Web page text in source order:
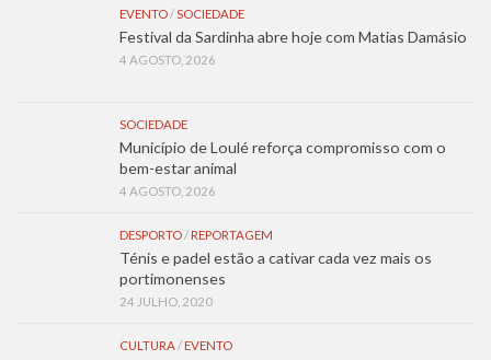
EVENTO/SOCIEDADE
Festival da Sardinha abre hoje com Matias Damásio
4 AGOSTO, 2026
SOCIEDADE
Município de Loulé reforça compromisso com o
bem-estar animal
4 AGOSTO, 2026
DESPORTO/ REPORTAGEM
Ténis e padel estão a cativar cada vez mais os
portimonenses
24 JULHO, 2020
CULTURA/ EVENTO